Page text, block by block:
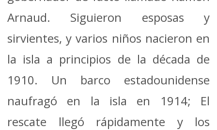
Arnaud. Siguieron esposas y
sirvientes, y varios niños nacieron en
la isla a principios de la década de
1910. Un barco estadounidense
naufragó en la isla en 1914; El
rescate llegó rápidamente y los